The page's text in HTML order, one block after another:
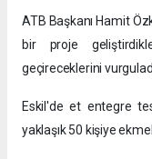
ATB Başkanı Hamit
bir proje
geçireceklerini
Eskil'de et entegre
yaklaşık 50 kişiye